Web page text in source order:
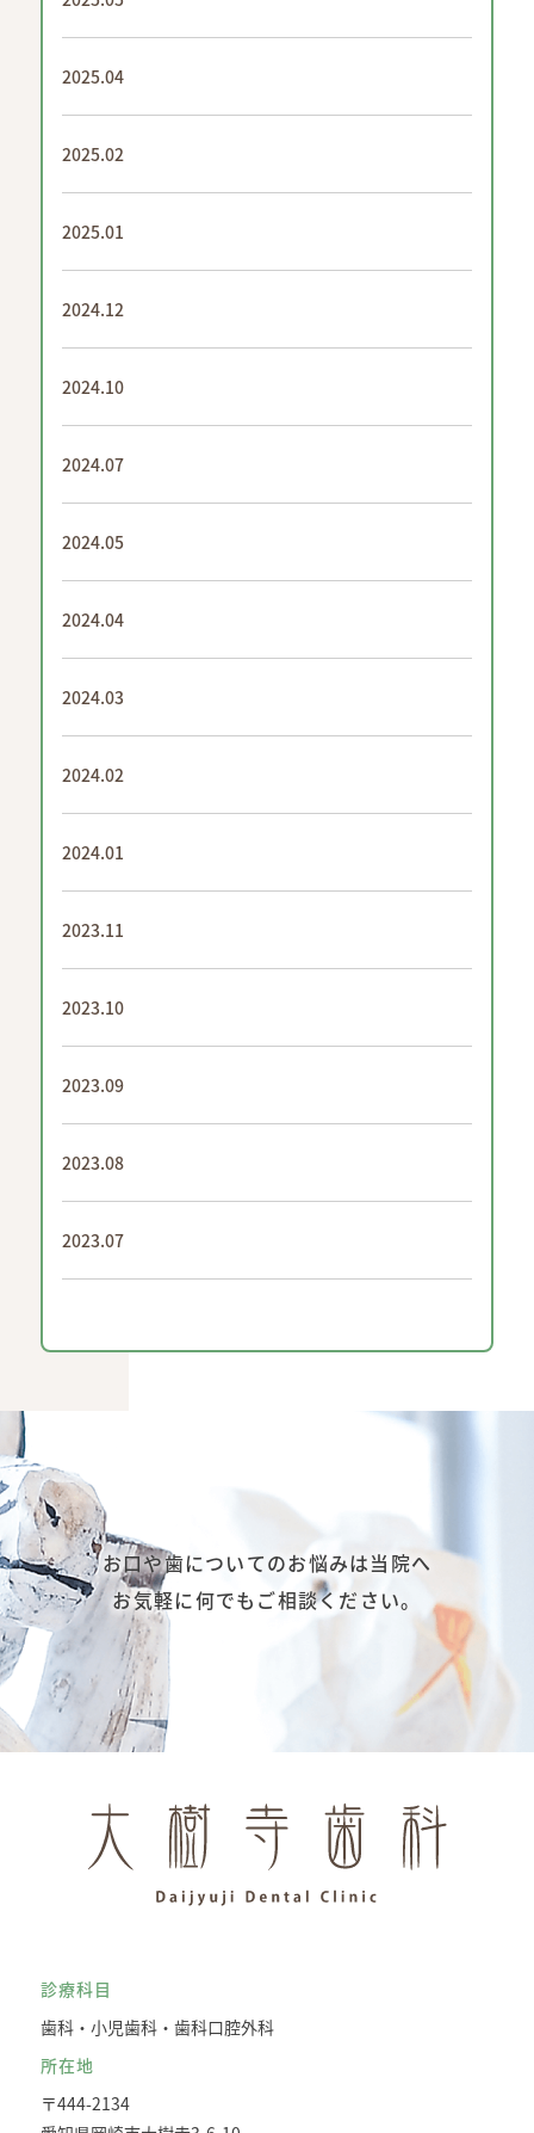
2025.04
2025.02
2025.01
2024.12
2024.10
2024.07
2024.05
2024.04
2024.03
2024.02
2024.01
2023.11
2023.10
2023.09
2023.08
2023.07
お口や歯についてのお悩みは当院へ
お気軽に何でもご相談ください。
診療科目
歯科・小児歯科・歯科口腔外科
所在地
〒444-2134